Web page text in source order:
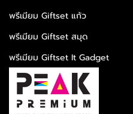
พรีเมียม Giftset แก้ว
พรีเมียม Giftset สมุด
พรีเมียม Giftset It Gadget